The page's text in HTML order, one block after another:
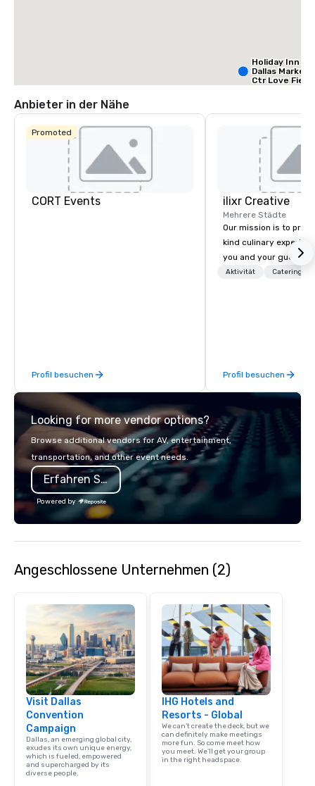
Ctr -
Holiday Inn
Dallas Market
Ctr Love Field
of
Central/
Anbieter in der Nähe
Promoted
CORT Events
Profil besuchen
ilixr Creative
Mehrere Städte
Our mission is to
kind culinary
you and your guests
memories and
catering industry.
Aktivität Catering
Profil besuchen
Looking for more vendor options?
Browse additional vendors for AV, entertainment,
transportation, and other event needs.
Erfahren Sie mehr
Powered by
Angeschlossene Unternehmen (2)
Visit Dallas
Convention
Campaign
Dallas, an emerging global city,
exudes its own unique energy,
which is fueled, empowered
and supercharged by its
diverse people.
IHG Hotels and
Resorts - Global
We can't create the deck, but we
can definitely make meetings
more fun. So come meet how
you meet. We'll get your group
in the right headspace.